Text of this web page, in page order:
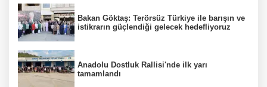
Bakan Göktaş: Terörsüz Türkiye ile barışın ve
istikrarın güçlendiği gelecek hedefliyoruz
Anadolu Dostluk Rallisi'nde ilk yarı
tamamlandı